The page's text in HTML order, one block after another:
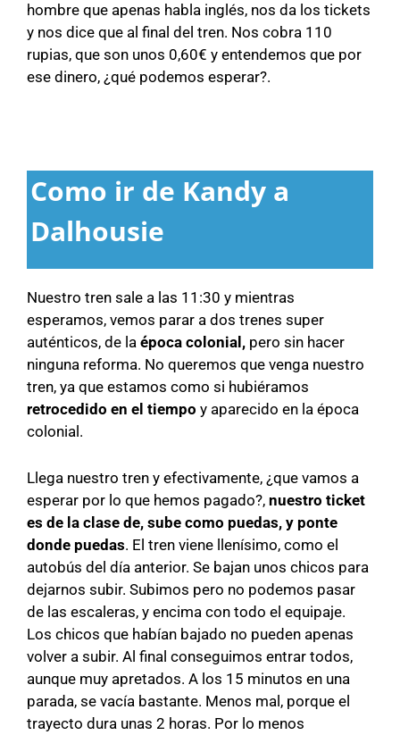
hombre que apenas habla inglés, nos da los tickets
y nos dice que al final del tren. Nos cobra 110
rupias, que son unos 0,60€ y entendemos que por
ese dinero, ¿qué podemos esperar?.
Como ir de Kandy a
Dalhousie
Nuestro tren sale a las 11:30 y mientras
esperamos, vemos parar a dos trenes super
auténticos, de la época colonial, pero sin hacer
ninguna reforma. No queremos que venga nuestro
tren, ya que estamos como si hubiéramos
retrocedido en el tiempo y aparecido en la época
colonial.
Llega nuestro tren y efectivamente, ¿que vamos a
esperar por lo que hemos pagado?, nuestro ticket
es de la clase de, sube como puedas, y ponte
donde puedas. El tren viene llenísimo, como el
autobús del día anterior. Se bajan unos chicos para
dejarnos subir. Subimos pero no podemos pasar
de las escaleras, y encima con todo el equipaje.
Los chicos que habían bajado no pueden apenas
volver a subir. Al final conseguimos entrar todos,
aunque muy apretados. A los 15 minutos en una
parada, se vacía bastante. Menos mal, porque el
trayecto dura unas 2 horas. Por lo menos